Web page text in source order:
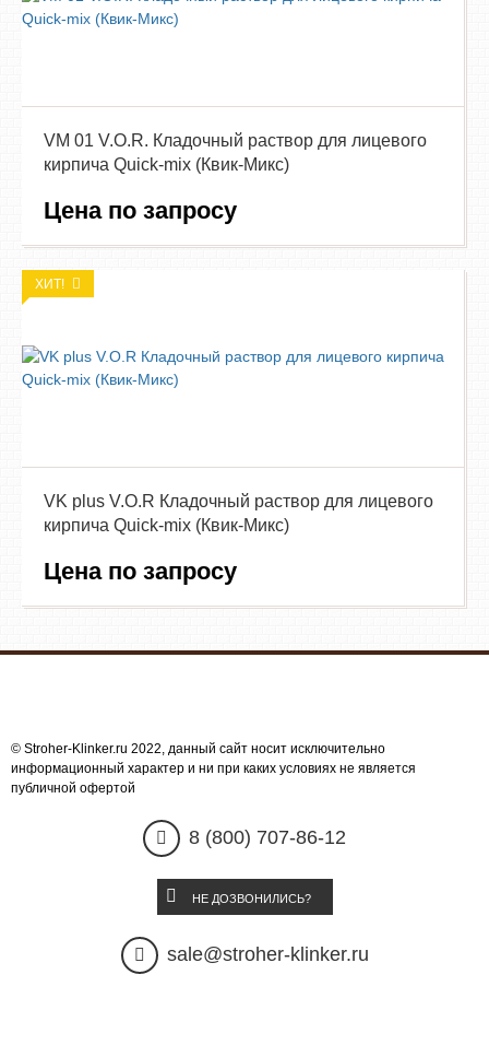
VM 01 V.O.R. Кладочный раствор для лицевого
кирпича Quick-mix (Квик-Микс)
Цена по запросу
VK plus V.O.R Кладочный раствор для лицевого
кирпича Quick-mix (Квик-Микс)
Цена по запросу
ХИТ!
© Stroher-Klinker.ru 2022, данный сайт носит исключительно
информационный характер и ни при каких условиях не является
публичной офертой
8 (800) 707-86-12
НЕ ДОЗВОНИЛИСЬ?
sale@stroher-klinker.ru